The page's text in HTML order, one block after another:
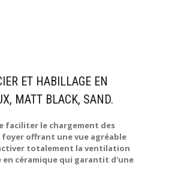
ET HABILLAGE EN
MATT BLACK, SAND.
faciliter le chargement des
offrant une vue agréable
totalement la ventilation
en céramique qui garantit d'une